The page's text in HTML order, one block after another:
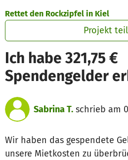
Rettet den Rockzipfel in Kiel
Projekt
Ich habe 321,75 €
Spendengelder
Sabrina T. schrieb am
Wir haben das gespendete
unsere Mietkosten zu